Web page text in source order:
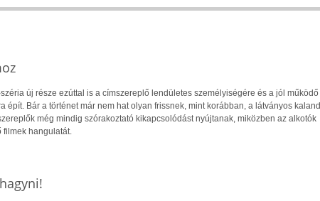
új része ezúttal is a címszereplő lendületes személyiségére és a jól működő
épít. Bár a történet már nem hat olyan frissnek, mint korábban, a látványos kaland
még mindig szórakoztató kikapcsolódást nyújtanak, miközben az alkotók
filmek hangulatát.